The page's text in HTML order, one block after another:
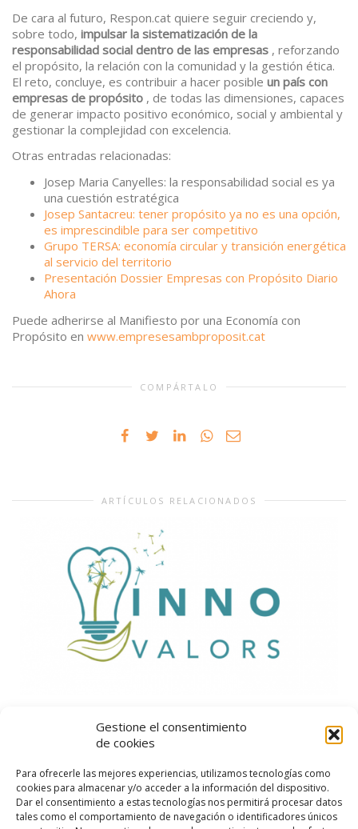
Gestione el consentimiento
de cookies
Para ofrecerle las mejores experiencias, utilizamos tecnologías como
cookies para almacenar y/o acceder a la información del dispositivo.
Dar el consentimiento a estas tecnologías nos permitirá procesar datos
tales como el comportamiento de navegación o identificadores únicos
De cara al futuro, Respon.cat quiere seguir creciendo y,
sobre todo, impulsar la sistematización de la
responsabilidad social dentro de las empresas , reforzando
el propósito, la relación con la comunidad y la gestión ética.
El reto, concluye, es contribuir a hacer posible un país con
empresas de propósito , de todas las dimensiones, capaces
de generar impacto positivo económico, social y ambiental y
gestionar la complejidad con excelencia.
Otras entradas relacionadas:
Josep Maria Canyelles: la responsabilidad social es ya
una cuestión estratégica
Josep Santacreu: tener propósito ya no es una opción,
es imprescindible para ser competitivo
Grupo TERSA: economía circular y transición energética
al servicio del territorio
Presentación Dossier Empresas con Propósito Diario
Ahora
Puede adherirse al Manifiesto por una Economía con
Propósito en www.empresesambproposit.cat
COMPÁRTALO
ARTÍCULOS RELACIONADOS
La Asociación Catalana para el Fomento de la Economía
del Bien Común, una de las entidades promotoras del
Manifiesto...